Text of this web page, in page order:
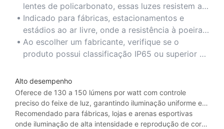
lentes de policarbonato, essas luzes resistem a
ambientes agressivos, vibrações e temperaturas
extremas (de -40°F a 140°F).
Indicado para fábricas, estacionamentos e
estádios ao ar livre, onde a resistência à poeira,
umidade e impactos é fundamental.
Ao escolher um fabricante, verifique se o
produto possui classificação IP65 ou superior e
garantir a máxima durabilidade.
Alto desempenho
Oferece de 130 a 150 lúmens por watt com controle
preciso do feixe de luz, garantindo iluminação uniforme e
mínimo ofuscamento para tarefas que exigem precisão
visual.
Recomendado para fábricas, lojas e arenas esportivas
onde iluminação de alta intensidade e reprodução de cores